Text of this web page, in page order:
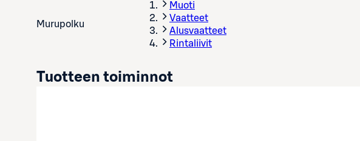
Murupolku
Muoti
Vaatteet
Alusvaatteet
Rintaliivit
Tuotteen toiminnot